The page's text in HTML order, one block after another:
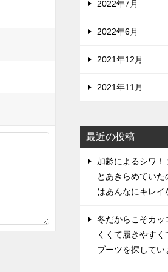
2022年7月
2022年6月
2021年12月
2021年11月
最近の投稿
加齢によるシワ
とあきらめてい
はあんなにキレイ
冬だからこそカ
くくて履きやす
ブーツを探してい